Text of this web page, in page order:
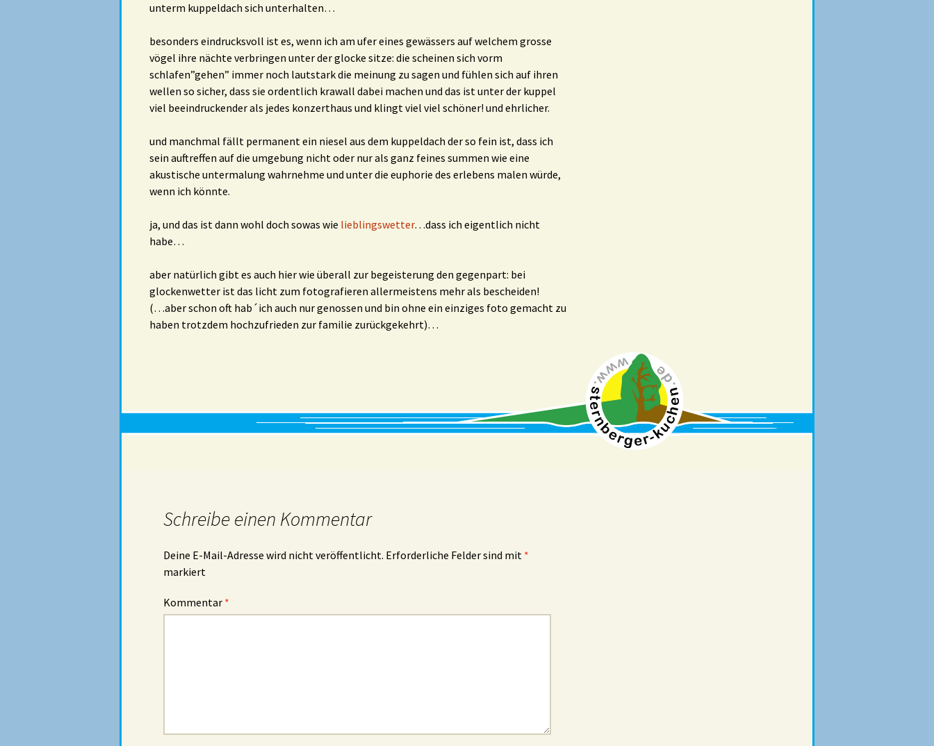
unterm kuppeldach sich unterhalten…
besonders eindrucksvoll ist es, wenn ich am ufer eines gewässers auf welchem grosse
vögel ihre nächte verbringen unter der glocke sitze: die scheinen sich vorm
schlafen”gehen” immer noch lautstark die meinung zu sagen und fühlen sich auf ihren
wellen so sicher, dass sie ordentlich krawall dabei machen und das ist unter der kuppel
viel beeindruckender als jedes konzerthaus und klingt viel viel schöner! und ehrlicher.
und manchmal fällt permanent ein niesel aus dem kuppeldach der so fein ist, dass ich
sein auftreffen auf die umgebung nicht oder nur als ganz feines summen wie eine
akustische untermalung wahrnehme und unter die euphorie des erlebens malen würde,
wenn ich könnte.
ja, und das ist dann wohl doch sowas wie lieblingswetter…dass ich eigentlich nicht
habe…
aber natürlich gibt es auch hier wie überall zur begeisterung den gegenpart: bei
glockenwetter ist das licht zum fotografieren allermeistens mehr als bescheiden!
(…aber schon oft hab´ich auch nur genossen und bin ohne ein einziges foto gemacht zu
haben trotzdem hochzufrieden zur familie zurückgekehrt)…
Schreibe einen Kommentar
Deine E-Mail-Adresse wird nicht veröffentlicht. Erforderliche Felder sind mit *
markiert
Kommentar *